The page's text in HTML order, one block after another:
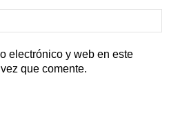
electrónico y web en este
que comente.